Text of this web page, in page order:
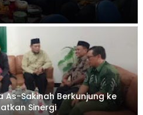
As-Sakinah Berkunjung ke
Sinergi